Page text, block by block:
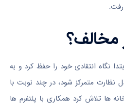
مخالف؟
نگاه انتقادی خود را حفظ کرد و به
نظارت متمرکز شود، در چند نوبت با
ها تلاش کرد همکاری با پلتفرم ها